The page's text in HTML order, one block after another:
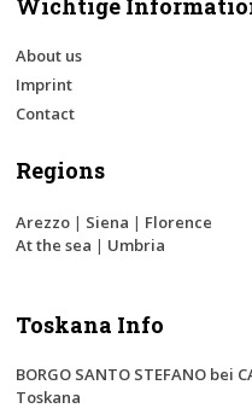
Wichtige
About us
Imprint
Contact
Regions
Arezzo | Siena | Florence
At the sea | Umbria
Toskana Info
BORGO SANTO STEFANO bei
Toskana